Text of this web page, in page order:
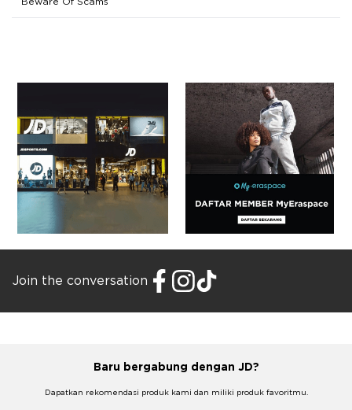
Join the conversation
Baru bergabung dengan JD?
Dapatkan rekomendasi produk kami dan miliki produk favoritmu.